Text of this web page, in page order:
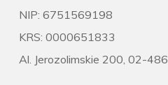
NIP: 6751569198
KRS: 0000651833
Al. Jerozolimskie 200, 02-